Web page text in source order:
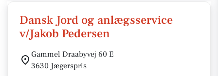
Dansk Jord og anlægsservice
v/Jakob Pedersen
Gammel Draabyvej 60 E
3630 Jægerspris